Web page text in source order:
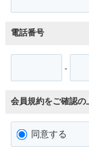
電話番号
-
会員規約をご確認
同意する